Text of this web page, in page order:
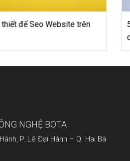
bạc” mà 90% người kinh
NGHỆ BOTA
P. Lê Đại Hành – Q. Hai Bà